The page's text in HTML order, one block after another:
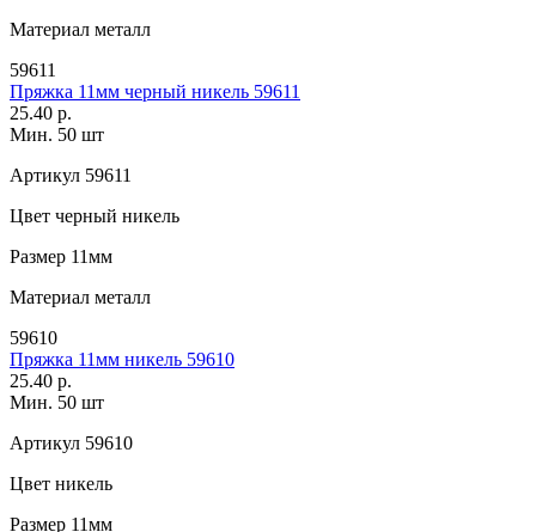
Материал металл
59611
Пряжка 11мм черный никель 59611
25.40 р.
Мин. 50 шт
Артикул 59611
Цвет черный никель
Размер 11мм
Материал металл
59610
Пряжка 11мм никель 59610
25.40 р.
Мин. 50 шт
Артикул 59610
Цвет никель
Размер 11мм